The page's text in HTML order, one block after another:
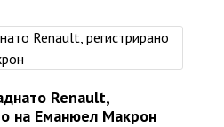
Renault,
на Еманюел Макрон